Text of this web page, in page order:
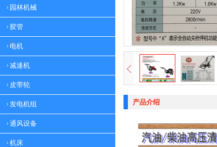
园林机械
胶管
电机
减速机
皮带轮
发电机组
通风设备
机床
产品介绍